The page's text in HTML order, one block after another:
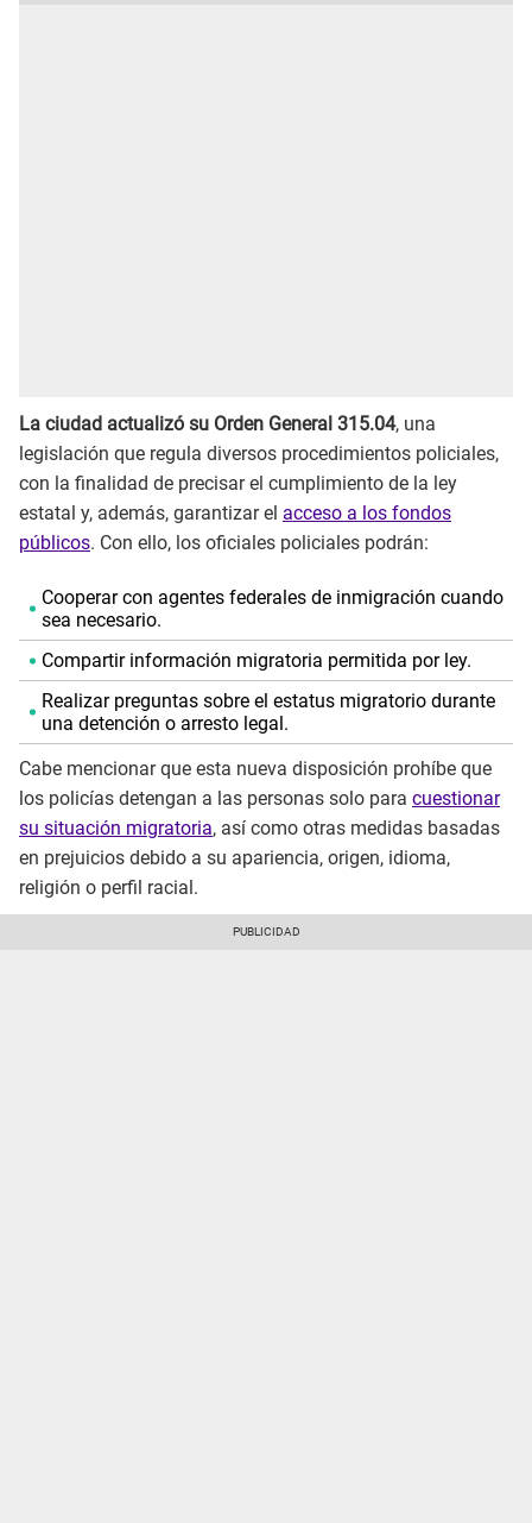
La ciudad actualizó su Orden General 315.04, una
legislación que regula diversos procedimientos policiales,
con la finalidad de precisar el cumplimiento de la ley
estatal y, además, garantizar el acceso a los fondos
públicos. Con ello, los oficiales policiales podrán:
Cooperar con agentes federales de inmigración cuando
sea necesario.
Compartir información migratoria permitida por ley.
Realizar preguntas sobre el estatus migratorio durante
una detención o arresto legal.
Cabe mencionar que esta nueva disposición prohíbe que
los policías detengan a las personas solo para cuestionar
su situación migratoria, así como otras medidas basadas
en prejuicios debido a su apariencia, origen, idioma,
religión o perfil racial.